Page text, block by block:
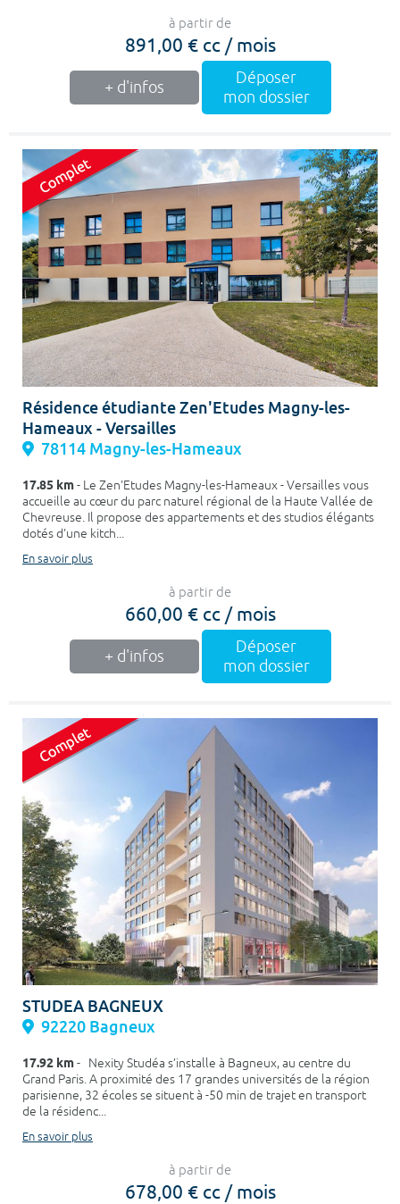
à partir de
891,00 € cc / mois
+ d'infos
Déposer
mon dossier
Résidence étudiante Zen'Etudes Magny-les-
Hameaux - Versailles
78114 Magny-les-Hameaux
17.85 km- Le Zen'Etudes Magny-les-Hameaux - Versailles vous
accueille au cœur du parc naturel régional de la Haute Vallée de
Chevreuse. Il propose des appartements et des studios élégants
dotés d'une kitch...
En savoir plus
à partir de
660,00 € cc / mois
+ d'infos
Déposer
mon dossier
STUDEA BAGNEUX
92220 Bagneux
17.92 km- Nexity Studéa s’installe à Bagneux, au centre du
Grand Paris. A proximité des 17 grandes universités de la région
parisienne, 32 écoles se situent à -50 min de trajet en transport
de la résidenc...
En savoir plus
à partir de
678,00 € cc / mois